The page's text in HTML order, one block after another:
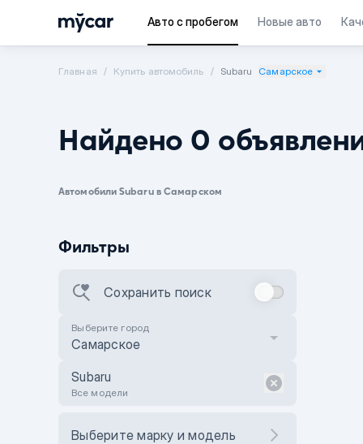
Авто с пробегом Новые авто
Главная Купить автомобиль Subaru Самарское
Найдено 0
Автомобили Subaru в Самарском
Фильтры
Сохранить поиск
Выберите город
Самарское
Subaru
Все модели
Выберите марку и модель